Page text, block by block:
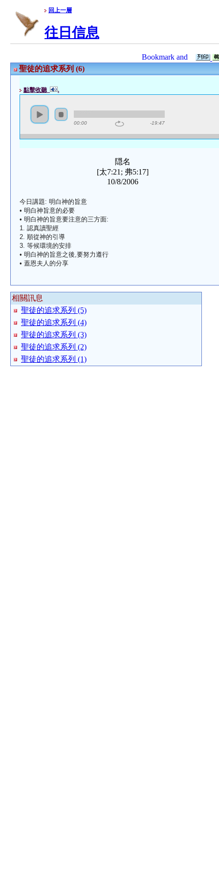
回上一層
往日信息
聖徒的追求系列 (6)
點擊收聽 .
00:00 -19:47
隠名
[太7:21; 弗5:17]
10/8/2006
今日講題: 明白神的旨意
• 明白神旨意的必要
• 明白神的旨意要注意的三方面:
1. 認真讀聖經
2. 順從神的引導
3. 等候環境的安排
• 明白神的旨意之後,要努力遵行
• 蓋恩夫人的分享
相關訊息
聖徒的追求系列 (5)
聖徒的追求系列 (4)
聖徒的追求系列 (3)
聖徒的追求系列 (2)
聖徒的追求系列 (1)